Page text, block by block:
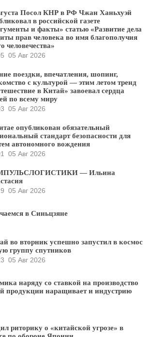
Посол КНР в РФ Чжан Ханьхуэй
в российской газете
и факты» статью «Развитие дела
прав человека во имя благополучия
человечества»
05 Авг 2026
поездки, впечатления, шопинг,
с культурой — этим летом тренд
в Китай» завоевал сердца
по всему миру
05 Авг 2026
опубликован обязательный
стандарт безопасности для
автономного вождения
05 Авг 2026
— Ильина
05 Авг 2026
в Синьцзяне
во вторник успешно запустил в космос
группу спутников
05 Авг 2026
наряду со ставкой на производство
продукции наращивает и индустрию
риторику о «китайской угрозе» в